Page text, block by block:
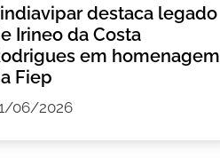
destaca legado
Irineo da Costa
em homenagem
Fiep
06/2026